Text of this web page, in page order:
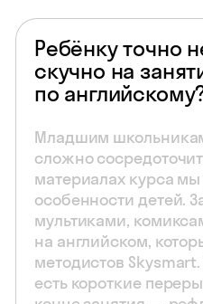
Ребёнку точно
скучно на
по
Младшим
сложно
материалах курса
особенности детей.
мультиками,
на английском,
методистов
есть короткие